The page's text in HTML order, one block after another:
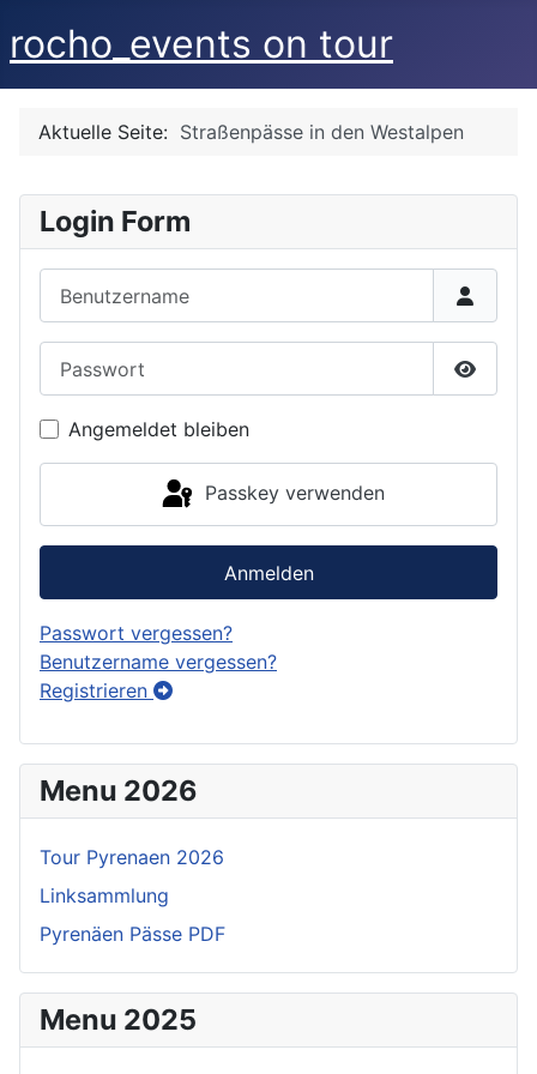
rocho_events on tour
Aktuelle Seite: Straßenpässe in den Westalpen
Login Form
Angemeldet bleiben
Passkey verwenden
Anmelden
Passwort vergessen?
Benutzername vergessen?
Registrieren
Menu 2026
Tour Pyrenaen 2026
Linksammlung
Pyrenäen Pässe PDF
Menu 2025